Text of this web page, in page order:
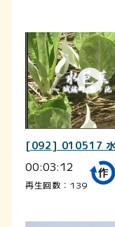
[092] 010517
00:03:12
再生回数：139